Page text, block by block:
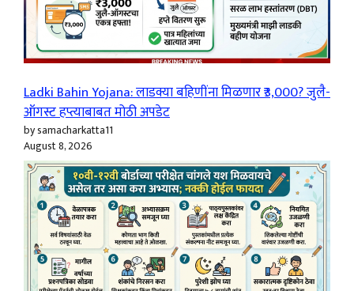
Ladki Bahin Yojana: लाडक्या बहिणींना मिळणार ₹3,000? जुलै-
ऑगस्ट हप्त्याबाबत मोठी अपडेट
by samacharkatta11
August 8, 2026